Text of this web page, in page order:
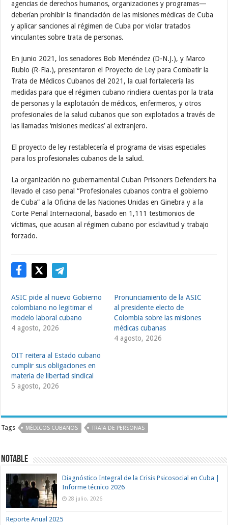
agencias de derechos humanos, organizaciones y programas—
deberían prohibir la financiación de las misiones médicas de Cuba
y aplicar sanciones al régimen de Cuba por violar tratados
vinculantes sobre trata de personas.
En junio 2021, los senadores Bob Menéndez (D-N.J.), y Marco
Rubio (R-Fla.), presentaron el Proyecto de Ley para Combatir la
Trata de Médicos Cubanos del 2021, la cual fortalecería las
medidas para que el régimen cubano rindiera cuentas por la trata
de personas y la explotación de médicos, enfermeros, y otros
profesionales de la salud cubanos que son explotados a través de
las llamadas ‘misiones medicas’ al extranjero.
El proyecto de ley restablecería el programa de visas especiales
para los profesionales cubanos de la salud.
La organización no gubernamental Cuban Prisoners Defenders ha
llevado el caso penal “Profesionales cubanos contra el gobierno
de Cuba” a la Oficina de las Naciones Unidas en Ginebra y a la
Corte Penal Internacional, basado en 1,111 testimonios de
víctimas, que acusan al régimen cubano por esclavitud y trabajo
forzado.
ASIC pide al nuevo Gobierno
colombiano no legitimar el
modelo laboral cubano
4 agosto, 2026
Pronunciamiento de la ASIC
al presidente electo de
Colombia sobre las misiones
médicas cubanas
4 agosto, 2026
OIT reitera al Estado cubano
cumplir sus obligaciones en
materia de libertad sindical
5 agosto, 2026
Tags MÉDICOS CUBANOS TRATA DE PERSONAS
Notable
Diagnóstico Integral de la Crisis Psicosocial en Cuba |
Informe técnico 2026
28 julio, 2026
Reporte Anual 2025